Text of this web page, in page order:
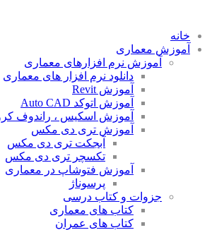
خانه
آموزش معماری
آموزش نرم افزارهای معماری
دانلود نرم افزار های معماری
آموزش Revit
آموزش اتوکد Auto CAD
آموزش اسکیس ، راندوف
آموزش تری دی مکس
آبجکت تری دی مکس
تکسچر تری دی مکس
آموزش فتوشاپ در معماری
پرسوناژ
جزوات و کتاب درسی
کتاب های معماری
کتاب های عمران